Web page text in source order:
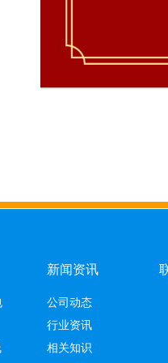
新闻资讯
公司动态
行业资讯
相关知识